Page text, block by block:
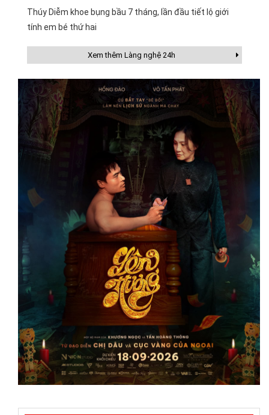
Thúy Diễm khoe bụng bầu 7 tháng, lần đầu tiết lộ giới
tính em bé thứ hai
Xem thêm Làng nghệ 24h